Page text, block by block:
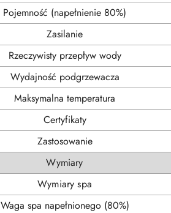
Pojemność (napełnienie 80%)
Zasilanie
Rzeczywisty przepływ wody
Wydajność podgrzewacza
Maksymalna temperatura
Certyfikaty
Zastosowanie
Wymiary
Wymiary spa
Waga spa napełnionego (80%)